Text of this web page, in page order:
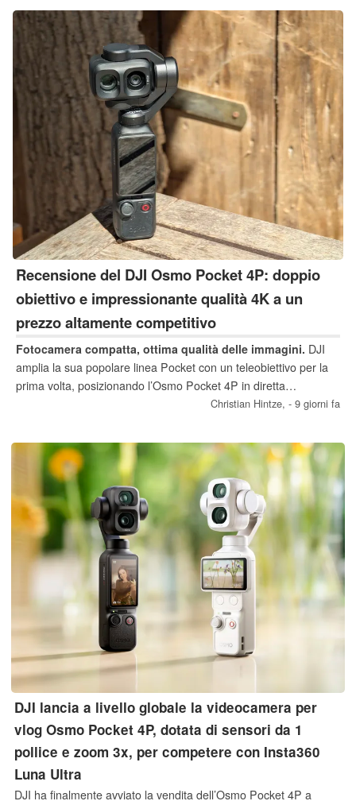
Recensione del DJI Osmo Pocket 4P: doppio
obiettivo e impressionante qualità 4K a un
prezzo altamente competitivo
Fotocamera compatta, ottima qualità delle immagini. DJI
amplia la sua popolare linea Pocket con un teleobiettivo per la
prima volta, posizionando l’Osmo Pocket 4P in diretta
concorrenza con l’Insta360 Luna Ultra. La nostra recensione
raffinata e 103 GB di memoria interna possono contare più della
risoluzione 8K.
Christian Hintze, - 9 giorni fa
DJI lancia a livello globale la videocamera per
vlog Osmo Pocket 4P, dotata di sensori da 1
pollice e zoom 3x, per competere con Insta360
Luna Ultra
DJI ha finalmente avviato la vendita dell’Osmo Pocket 4P a